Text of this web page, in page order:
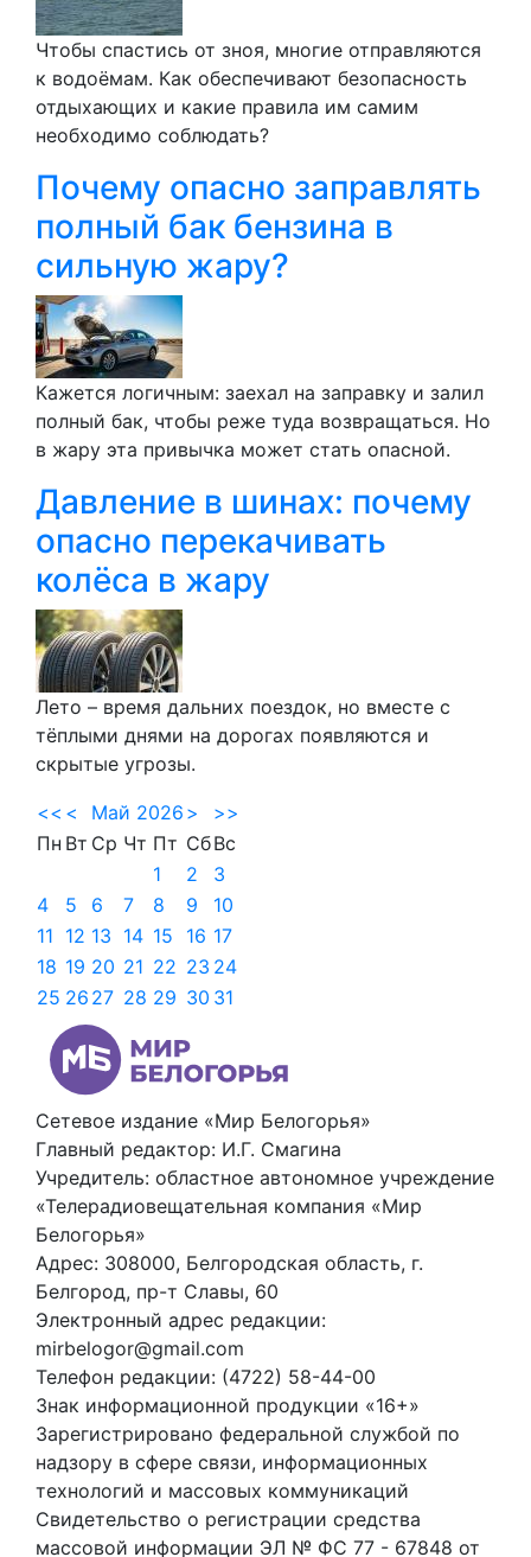
Чтобы спастись от зноя, многие отправляются
к водоёмам. Как обеспечивают безопасность
отдыхающих и какие правила им самим
необходимо соблюдать?
Почему опасно заправлять
полный бак бензина в
сильную жару?
Кажется логичным: заехал на заправку и залил
полный бак, чтобы реже туда возвращаться. Но
в жару эта привычка может стать опасной.
Давление в шинах: почему
опасно перекачивать
колёса в жару
Лето – время дальних поездок, но вместе с
тёплыми днями на дорогах появляются и
скрытые угрозы.
<< < Май 2026 >
>>
Пн Вт Ср Чт Пт СбВс
1
2
3
4
5 6 7 8 9
10
11 12 13 14 15 16 17
18 19 20 21 22 23 24
25 26 27 28 29 30 31
Сетевое издание «Мир Белогорья»
Главный редактор: И.Г. Смагина
Учредитель: областное автономное учреждение
«Телерадиовещательная компания «Мир
Белогорья»
Адрес: 308000, Белгородская область, г.
Белгород, пр-т Славы, 60
Электронный адрес редакции:
mirbelogor@gmail.com
Телефон редакции: (4722) 58-44-00
Знак информационной продукции «16+»
Зарегистрировано федеральной службой по
надзору в сфере связи, информационных
технологий и массовых коммуникаций
Свидетельство о регистрации средства
массовой информации ЭЛ № ФС 77 - 67848 от